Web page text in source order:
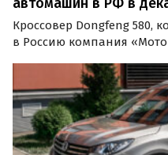
Кроссовер Dongfeng 580,
в Россию компания
следует из свежего
дня», опубликованного в